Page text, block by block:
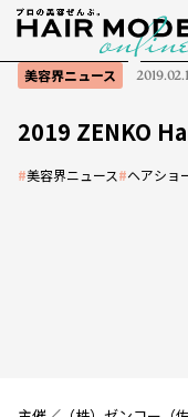
美容界ニュース
2019 ZENKO
#美容界ニュース#ヘアショ